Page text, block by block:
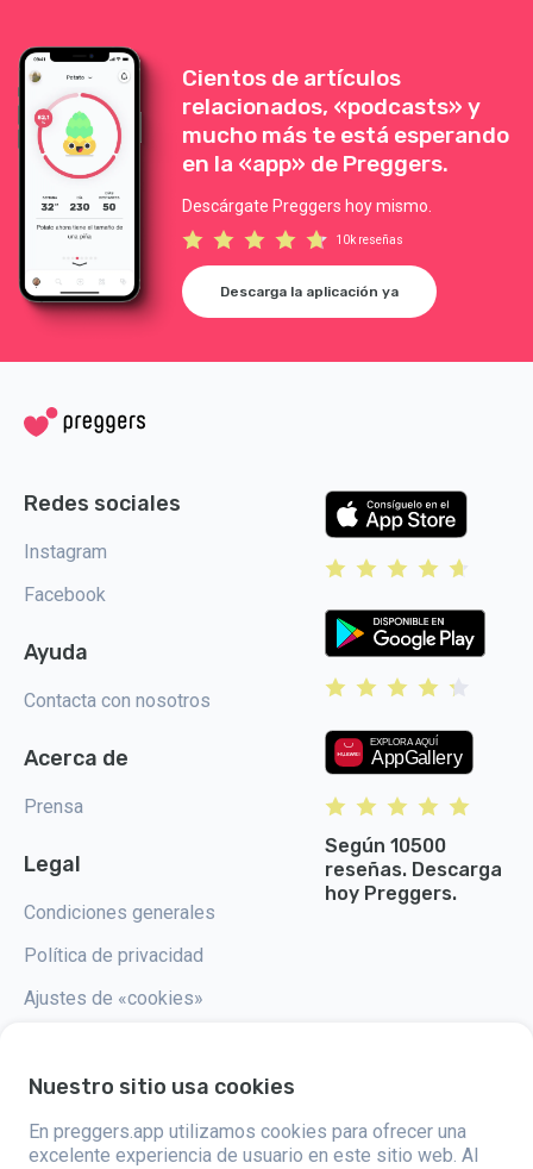
Cientos de artículos
relacionados, «podcasts» y
mucho más te está esperando
en la «app» de Preggers.
Descárgate Preggers hoy mismo.
10k reseñas
Descarga la aplicación ya
Redes sociales
Instagram
Facebook
Ayuda
Contacta con nosotros
Acerca de
Prensa
Legal
Condiciones generales
Política de privacidad
Ajustes de «cookies»
Según 10500
reseñas. Descarga
hoy Preggers.
Preggers, creado por el estudio de aplicaciones sueco Stroller AB en
2017, tiene como objetivo simplificar la paternidad para los futuros y
nuevos padres de todo el mundo. Con un equipo diverso y
Nuestro sitio usa cookies
En preggers.app utilizamos cookies para ofrecer una
excelente experiencia de usuario en este sitio web. Al